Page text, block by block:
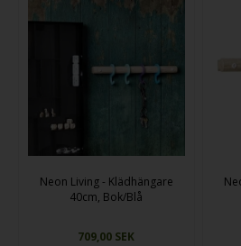
Neon Living - Klädhängare
40cm, Bok/Blå
709,00 SEK